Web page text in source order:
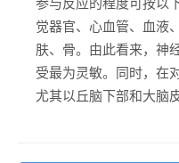
觉器官、心血管、血液
肤、骨。由此看来，神
受最为灵敏。同时，在
尤其以丘脑下部和大脑